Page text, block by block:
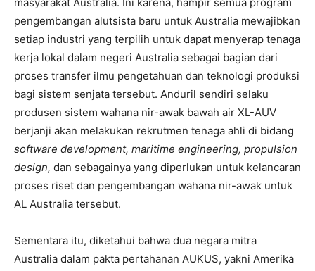
pengembangan alutsista baru untuk Australia mewajibkan
setiap industri yang terpilih untuk dapat menyerap tenaga
kerja lokal dalam negeri Australia sebagai bagian dari
proses transfer ilmu pengetahuan dan teknologi produksi
bagi sistem senjata tersebut. Anduril sendiri selaku
produsen sistem wahana nir-awak bawah air XL-AUV
berjanji akan melakukan rekrutmen tenaga ahli di bidang
software development, maritime engineering, propulsion
design, dan sebagainya yang diperlukan untuk kelancaran
proses riset dan pengembangan wahana nir-awak untuk
AL Australia tersebut.
Sementara itu, diketahui bahwa dua negara mitra
Australia dalam pakta pertahanan AUKUS, yakni Amerika